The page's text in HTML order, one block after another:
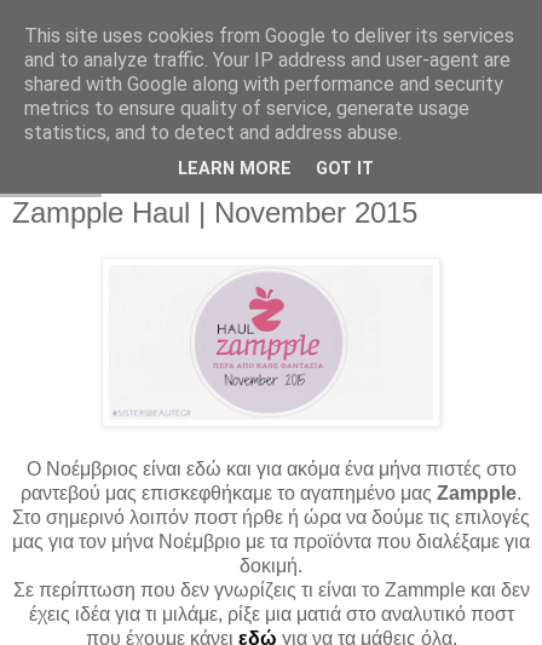
Zampple Haul | November 2015
Ο Νοέμβριος είναι εδώ και για ακόμα ένα μήνα πιστές στο
ραντεβού μας επισκεφθήκαμε το αγαπημένο μας Zampple.
Στο σημερινό λοιπόν ποστ ήρθε ή ώρα να δούμε τις επιλογές
μας για τον μήνα Νοέμβριο με τα προϊόντα που διαλέξαμε για
δοκιμή.
Σε περίπτωση που δεν γνωρίζεις τι είναι το Zammple και δεν
έχεις ιδέα για τι μιλάμε, ρίξε μια ματιά στο αναλυτικό ποστ
που έχουμε κάνει εδώ για να τα μάθεις όλα.
This site uses cookies from Google to deliver its services
and to analyze traffic. Your IP address and user-agent are
shared with Google along with performance and security
metrics to ensure quality of service, generate usage
statistics, and to detect and address abuse.
LEARN MORE GOT IT